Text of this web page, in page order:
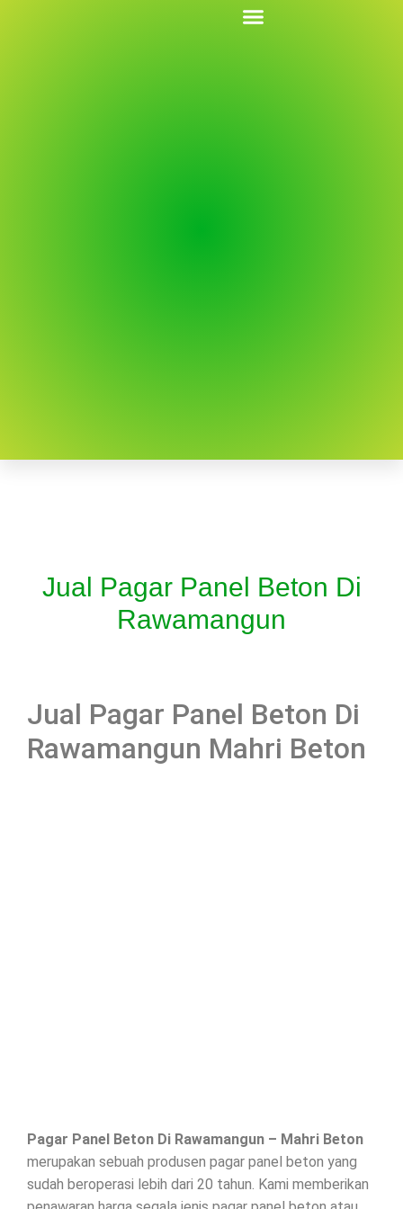
Jual Pagar Panel Beton Di
Rawamangun
Jual Pagar Panel Beton Di
Rawamangun Mahri Beton
Pagar Panel Beton Di Rawamangun – Mahri Beton
merupakan sebuah produsen pagar panel beton yang
sudah beroperasi lebih dari 20 tahun. Kami memberikan